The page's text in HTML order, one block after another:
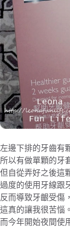
左邊下排的牙齒有
所以有做單顆的牙
但自從弄好之後這
過度的使用牙線跟
反而導致牙齦受傷，
這真的讓我很苦惱。
而今年開始夜間使